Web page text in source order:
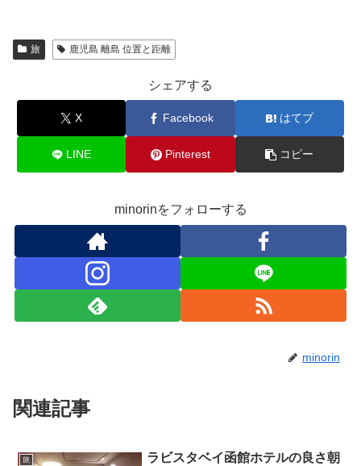
旅 鹿児島 離島 位置と距離
シェアする
X Facebook はてブ
LINE Pinterest コピー
minorinをフォローする
minorin
関連記事
旅
ラビスタベイ函館ホテルの良さ朝